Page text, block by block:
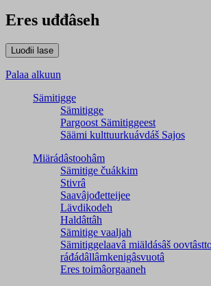
Eres uđđâseh
Palaa alkuun
Sämitigge
Sämitigge
Pargoost Sämitiggeest
Säämi kulttuurkuávdáš Sajos
Miärádâstoohâm
Sämitige čuákkim
Stivrâ
Saavâjođetteijee
Lävdikodeh
Haldâttâh
Sämitige vaaljah
Sämitiggelaavâ miäldásâš
ráđádâllâmkenigâsvuotâ
Eres toimâorgaaneh